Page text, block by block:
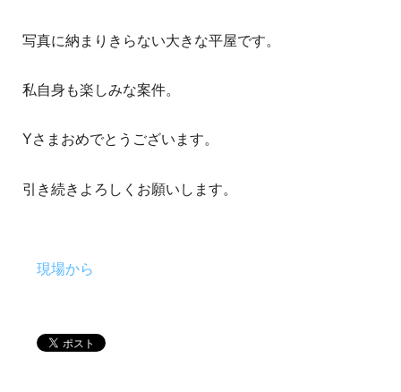
写真に納まりきらない大きな平屋です。
私自身も楽しみな案件。
Yさまおめでとうございます。
引き続きよろしくお願いします。
現場から